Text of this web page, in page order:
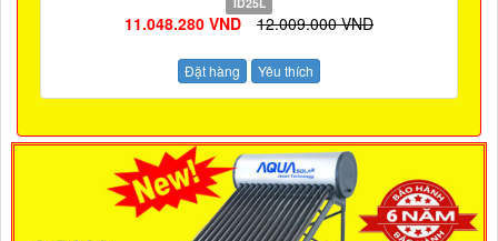
11.048.280 VND 12.009.000 VND
Đặt hàng Yêu thích